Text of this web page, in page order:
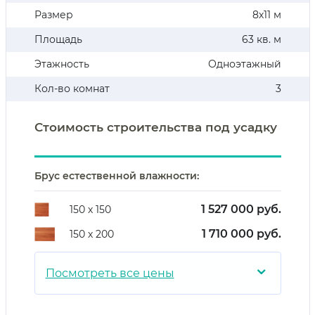
Размер
8х11 м
Площадь
63 кв. м
Этажность
Одноэтажный
Кол-во комнат
3
Стоимость строительства под усадку
Брус естественной влажности:
150 х 150 1 527 000 руб.
150 х 200 1 710 000 руб.
Посмотреть все цены ⌄